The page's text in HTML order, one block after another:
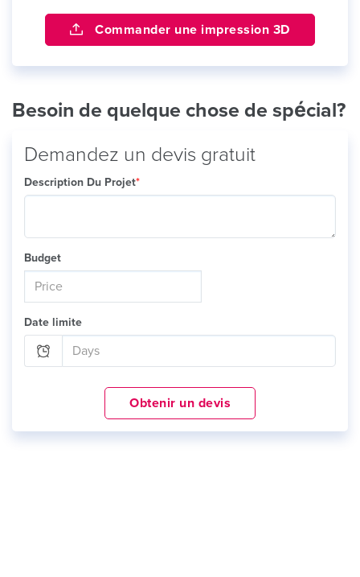
Commander une impression 3D
Besoin de quelque chose de spécial?
Demandez un devis gratuit
Description Du Projet*
Budget
Date limite
Obtenir un devis